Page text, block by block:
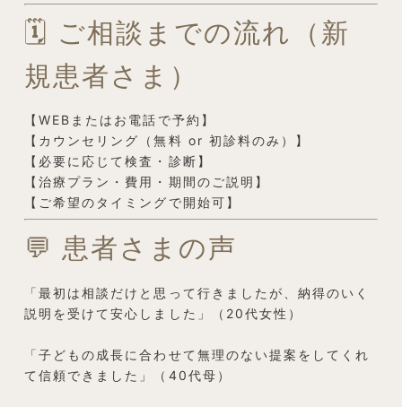
🗓 ご相談までの流れ（新
規患者さま）
【WEBまたはお電話で予約】
【カウンセリング（無料 or 初診料のみ）】
【必要に応じて検査・診断】
【治療プラン・費用・期間のご説明】
【ご希望のタイミングで開始可】
💬 患者さまの声
「最初は相談だけと思って行きましたが、納得のいく
説明を受けて安心しました」（20代女性）
「子どもの成長に合わせて無理のない提案をしてくれ
て信頼できました」（40代母）